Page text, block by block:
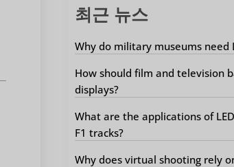
최근 뉴스
Why do military museums need
How should film and television
displays?
What are the applications of
F1 tracks?
Why does virtual shooting rely